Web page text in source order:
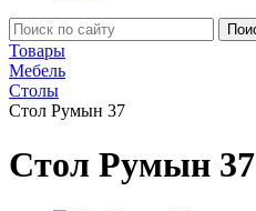
Товары
Мебель
Столы
Стол Румын 37
Стол Румын 37